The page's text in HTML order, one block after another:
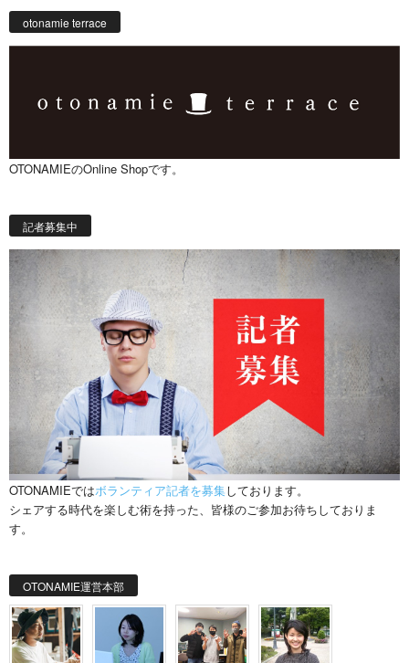
otonamie terrace
OTONAMIEのOnline Shopです。
記者募集中
OTONAMIEではボランティア記者を募集しております。
シェアする時代を楽しむ術を持った、皆様のご参加お待ちしておりま
す。
OTONAMIE運営本部